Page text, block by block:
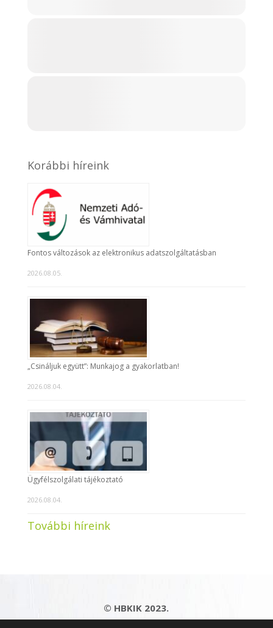
Korábbi híreink
Fontos változások az elektronikus adatszolgáltatásban
2026.08.05.
„Csináljuk együtt”: Munkajog a gyakorlatban!
2026.08.04.
Ügyfélszolgálati tájékoztató
2026.08.04.
További híreink
© HBKIK 2023.
Adatkezelési tájékoztató|Impresszum|